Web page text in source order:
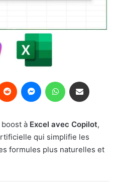
Reddit MessengerWhatsApp
à Excel avec Copilot,
qui simplifie les
formules plus naturelles et